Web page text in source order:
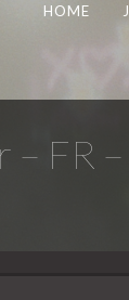
HOME
FR